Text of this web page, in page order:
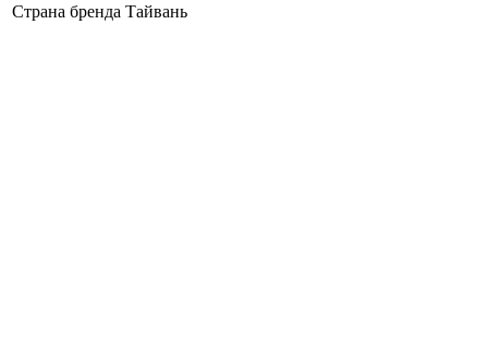
Страна бренда Тайвань